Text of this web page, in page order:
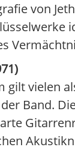
von
gilt vielen
Band.